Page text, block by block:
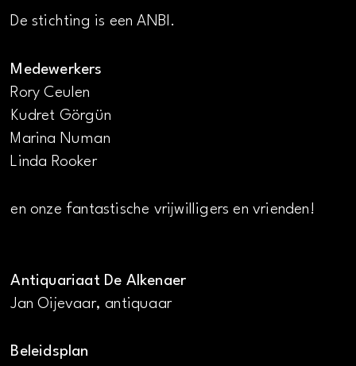
De stichting is een ANBI.
Medewerkers
Rory Ceulen
Kudret Görgün
Marina Numan
Linda Rooker
en onze fantastische vrijwilligers en vrienden!
Antiquariaat De Alkenaer
Jan Oijevaar, antiquaar
Beleidsplan